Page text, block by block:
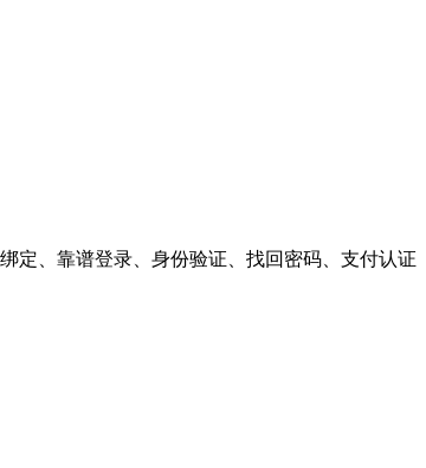
定、靠谱登录、身份验证、找回密码、支付认证